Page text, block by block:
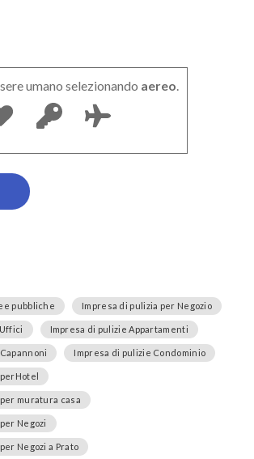
umano selezionando aereo.
pubbliche Impresa di pulizia per Negozio
Impresa di pulizie Appartamenti
Impresa di pulizie Condominio
muratura casa
Negozi
Negozi a Prato